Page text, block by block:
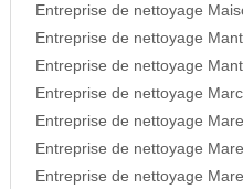
Entreprise de nettoyage
Entreprise de nettoyage
Entreprise de nettoyage
Entreprise de nettoyage
Entreprise de nettoyage
Entreprise de nettoyage
Entreprise de nettoyage